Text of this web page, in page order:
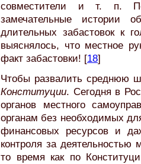
совместители и т. п.
замечательные истории
длительных забастовок к
выяснялось, что местное
факт забастовки! [18]
Чтобы развалить среднюю
Конституции. Сегодня в
органов местного
органам без необходимых
финансовых ресурсов и
контроля за
то время как по